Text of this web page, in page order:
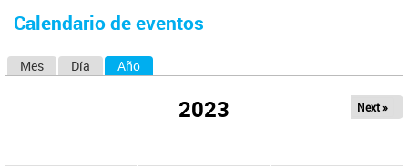
usted
Calendario de eventos
Mes Día Año
2023 Next »